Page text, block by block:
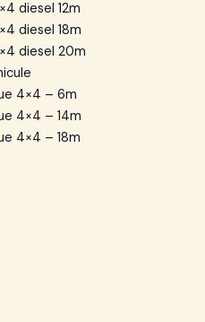
diesel 12m
diesel 18m
diesel 20m
4×4 – 6m
4×4 – 14m
4×4 – 18m